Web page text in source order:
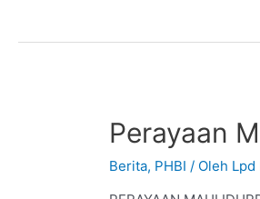
Perayaan
Berita, PHBI / Oleh Lpd